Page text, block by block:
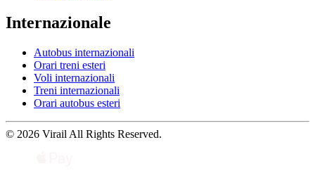
Internazionale
Autobus internazionali
Orari treni esteri
Voli internazionali
Treni internazionali
Orari autobus esteri
© 2026 Virail All Rights Reserved.